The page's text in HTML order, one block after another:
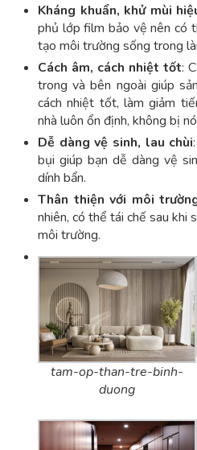
Kháng khuẩn, khử mùi
phủ lớp film bảo vệ nên có
tạo môi trường sống trong
Cách âm, cách nhiệt tốt:
trong và bên ngoài giúp
cách nhiệt tốt, làm giảm
nhà luôn ổn định, không bị
Dễ dàng vệ sinh, lau chùi
bụi giúp bạn dễ dàng vệ
dính bẩn.
Thân thiện với môi
nhiên, có thể tái chế sau khi
môi trường.
tam-op-than-tre-binh-
duong